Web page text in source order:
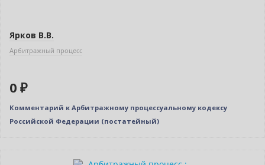
Ярков В.В.
Арбитражный процесс
0 ₽
Комментарий к Арбитражному процессуальному кодексу
Российской Федерации (постатейный)